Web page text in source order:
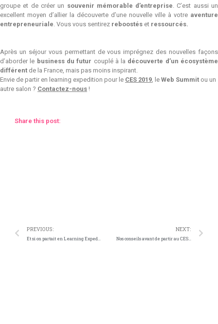
groupe et de créer un souvenir mémorable d’entreprise . C’est aussi un
excellent moyen d’allier la découverte d’une nouvelle ville à votre aventure
entrepreneuriale . Vous vous sentirez reboostés et ressourcés.
Après un séjour vous permettant de vous imprégnez des nouvelles façons
d’aborder le business du futur couplé à la découverte d’un écosystème
différent de la France, mais pas moins inspirant.
Envie de partir en learning expedition pour le CES 2019 , le Web Summit ou un
autre salon ? Contactez-nous !
Share this post:
PREVIOUS: NEXT: